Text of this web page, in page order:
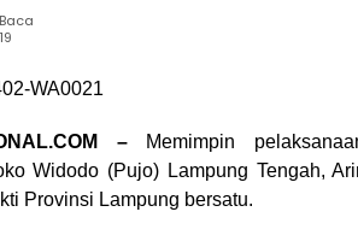
–Memimpin
Widodo (Pujo) Lampung Tengah,
Provinsi Lampung bersatu.